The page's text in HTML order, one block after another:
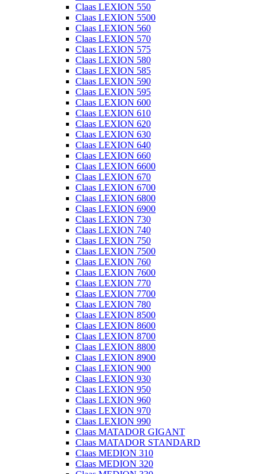
Claas LEXION 550
Claas LEXION 5500
Claas LEXION 560
Claas LEXION 570
Claas LEXION 575
Claas LEXION 580
Claas LEXION 585
Claas LEXION 590
Claas LEXION 595
Claas LEXION 600
Claas LEXION 610
Claas LEXION 620
Claas LEXION 630
Claas LEXION 640
Claas LEXION 660
Claas LEXION 6600
Claas LEXION 670
Claas LEXION 6700
Claas LEXION 6800
Claas LEXION 6900
Claas LEXION 730
Claas LEXION 740
Claas LEXION 750
Claas LEXION 7500
Claas LEXION 760
Claas LEXION 7600
Claas LEXION 770
Claas LEXION 7700
Claas LEXION 780
Claas LEXION 8500
Claas LEXION 8600
Claas LEXION 8700
Claas LEXION 8800
Claas LEXION 8900
Claas LEXION 900
Claas LEXION 930
Claas LEXION 950
Claas LEXION 960
Claas LEXION 970
Claas LEXION 990
Claas MATADOR GIGANT
Claas MATADOR STANDARD
Claas MEDION 310
Claas MEDION 320